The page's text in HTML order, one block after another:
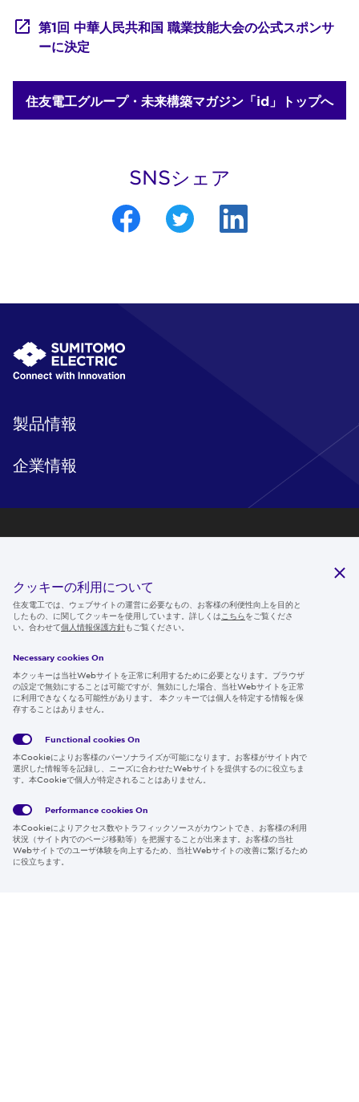
第1回 中華人民共和国 職業技能大会の公式スポンサ
ーに決定
住友電工グループ・未来構築マガジン「id」トップへ
SNSシェア
製品情報
企業情報
ニュースルーム
IR情報
採用情報
Global
Policy
サイト
約
Region & Language:
Japan | JP
クッキーの利用について
住友電工では、ウェブサイトの運営に必要なもの、お客様の利便性向上を目的と
したもの、に関してクッキーを使用しています。詳しくは こちらをご覧くださ
い。合わせて個人情報保護方針もご覧ください。
Necessary cookies On
本クッキーは当社Webサイトを正常に利用するために必要となります。ブラウザ
の設定で無効にすることは可能ですが、無効にした場合、当社Webサイトを正常
に利用できなくなる可能性があります。 本クッキーでは個人を特定する情報を保
存することはありません。
Functional cookies On
本Cookieによりお客様のパーソナライズが可能になります。お客様がサイト内で
選択した情報等を記録し、ニーズに合わせたWebサイトを提供するのに役立ちま
す。本Cookieで個人が特定されることはありません。
Performance cookies On
本Cookieによりアクセス数やトラフィックソースがカウントでき、お客様の利用
状況（サイト内でのページ移動等）を把握することが出来ます。お客様の当社
Webサイトでのユーザ体験を向上するため、当社Webサイトの改善に繋げるため
に役立ちます。